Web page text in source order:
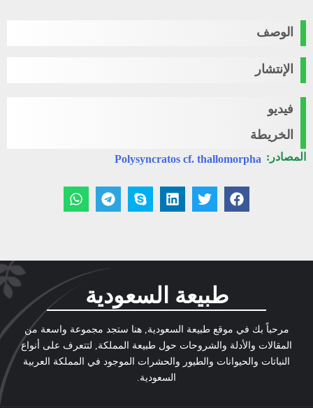
الوصف
الإنتشار
فيديو
الخريطة
المصادر: Polysyncratos cf. thallomorpha
طبيعة السعودية
مرحباً بك في موقع طبيعة السعودية, هنا ستجد مجموعة واسعة من
المقالات والأدلة والشروحات حول طبيعة المملكة, لتتعرف على أنواع
النباتات والحيوانات والطيور والحشرات الموجود في المملكة العربية
السعودية.